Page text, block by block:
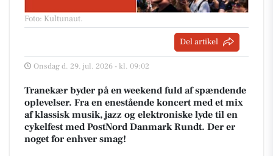
Foto: Kultunaut.
Del artikel
Onsdag d. 29. jul. 2026 - kl. 09:02
Tranekær byder på en weekend fuld af spændende
oplevelser. Fra en enestående koncert med et mix
af klassisk musik, jazz og elektroniske lyde til en
cykelfest med PostNord Danmark Rundt. Der er
noget for enhver smag!